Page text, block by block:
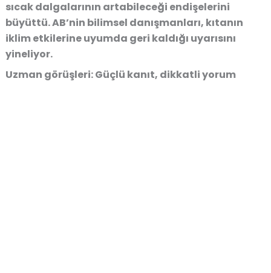
sıcak dalgalarının artabileceği endişelerini
büyüttü. AB’nin bilimsel danışmanları, kıtanın
iklim etkilerine uyumda geri kaldığı uyarısını
yineliyor.
Uzman görüşleri: Güçlü kanıt, dikkatli yorum